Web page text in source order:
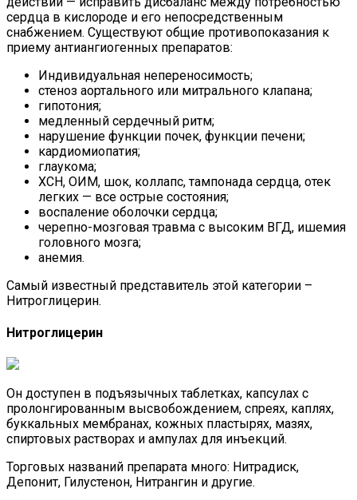
сердца в кислороде и его непосредственным
снабжением. Существуют общие противопоказания к
приему антиангиогенных препаратов:
Индивидуальная непереносимость;
стеноз аортального или митрального клапана;
гипотония;
медленный сердечный ритм;
нарушение функции почек, функции печени;
кардиомиопатия;
глаукома;
ХСН, ОИМ, шок, коллапс, тампонада сердца, отек
легких — все острые состояния;
воспаление оболочки сердца;
черепно-мозговая травма с высоким ВГД, ишемия
головного мозга;
анемия.
Самый известный представитель этой категории –
Нитроглицерин.
Нитроглицерин
Он доступен в подъязычных таблетках, капсулах с
пролонгированным высвобождением, спреях, каплях,
буккальных мембранах, кожных пластырях, мазях,
спиртовых растворах и ампулах для инъекций.
Торговых названий препарата много: Нитрадиск,
Депонит, Гилустенон, Нитрангин и другие.